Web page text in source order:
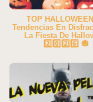
TOP HALLOWEEN
Tendencias En
La Fiesta De
2️⃣0️⃣2️⃣6️⃣ 🎃